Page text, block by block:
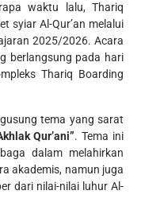
waktu lalu, Thariq
syiar Al-Qur’an melalui
2025/2026. Acara
berlangsung pada hari
Thariq Boarding
tema yang sarat
Qur’ani”. Tema ini
dalam melahirkan
akademis, namun juga
dari nilai-nilai luhur Al-